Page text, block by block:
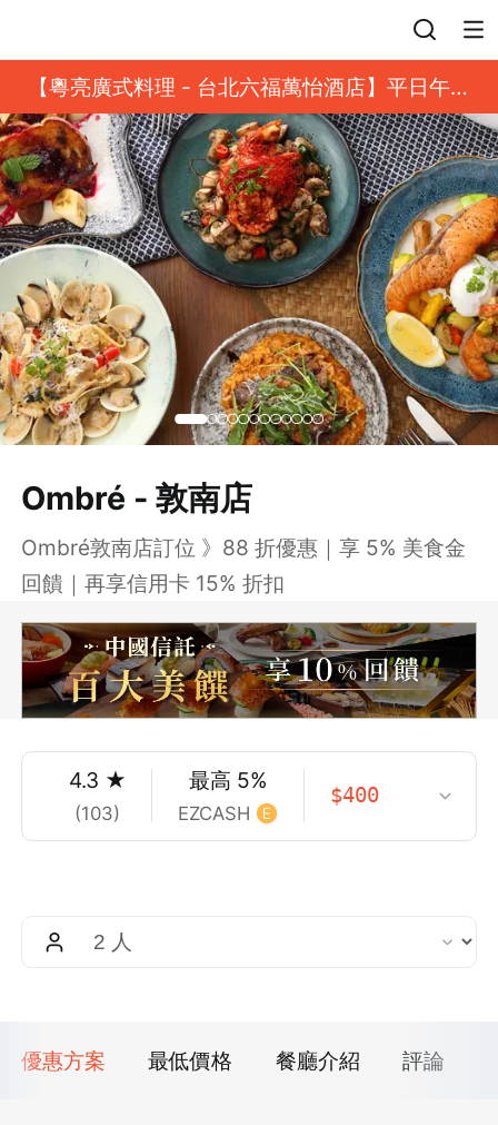
【粵亮廣式料理 - 台北六福萬怡酒店】平日午餐
8 折起｜靓港點套餐
Ombré - 敦南店
Ombré敦南店訂位 》88 折優惠｜享 5% 美食金
回饋｜再享信用卡 15% 折扣
4.3 ★
(103)
最高 5%
EZCASH
$400
優惠方案 最低價格 餐廳介紹 評論